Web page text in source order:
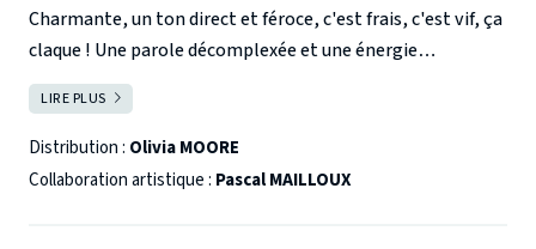
Charmante, un ton direct et féroce, c'est frais, c'est vif, ça
claque ! Une parole décomplexée et une énergie
communicative, courez la voir, vous allez l'adorer.
savez pourquoi vous êtes comme vous êtes, vous ? Moi
non plus.Enfin, pour vous je ne sais pas, pour moi je sais.
Après 20 ans à fréquenter des psy - visiblement, je ne pige
LIRE PLUS
Distribution : Olivia MOORE
Collaboration artistique : Pascal MAILLOUX